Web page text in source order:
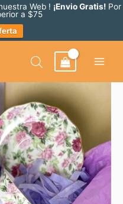
Web ! ¡Envio Gratis!Por
a $75